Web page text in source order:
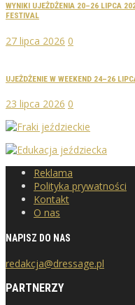
WYNIKI UJEŻDŻENIA 20–26 LIPCA
FESTIVAL
27 lipca 2026 0
UJEŻDŻENIE W WEEKEND 24–26
23 lipca 2026 0
Reklama
Polityka prywatności
Kontakt
O nas
NAPISZ DO NAS
redakcja@dressage.pl
PARTNERZY